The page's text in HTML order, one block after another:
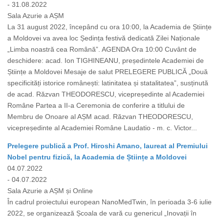
- 31.08.2022
Sala Azurie a AȘM
La 31 august 2022, începând cu ora 10:00, la Academia de Științe
a Moldovei va avea loc Ședința festivă dedicată Zilei Naționale
„Limba noastră cea Română”. AGENDA Ora 10:00 Cuvânt de
deschidere: acad. Ion TIGHINEANU, președintele Academiei de
Științe a Moldovei Mesaje de salut PRELEGERE PUBLICĂ „Două
specificități istorice românești: latinitatea și statalitatea”, susținută
de acad. Răzvan THEODORESCU, vicepreședinte al Academiei
Române Partea a II-a Ceremonia de conferire a titlului de
Membru de Onoare al AȘM acad. Răzvan THEODORESCU,
vicepreședinte al Academiei Române Laudatio - m. c. Victor...
Prelegere publică a Prof. Hiroshi Amano, laureat al Premiului
Nobel pentru fizică, la Academia de Științe a Moldovei
04.07.2022
- 04.07.2022
Sala Azurie a AȘM și Online
În cadrul proiectului european NanoMedTwin, în perioada 3-6 iulie
2022, se organizează Școala de vară cu genericul „Inovații în